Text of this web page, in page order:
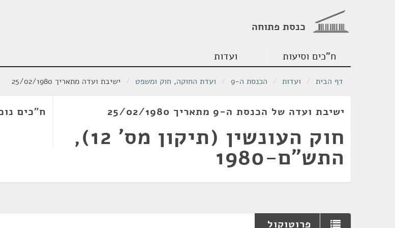
כנסת פתוחה
ח"כים וסיעות ועדות
דף הבית / ועדות / הכנסת ה-9 / ועדת החוקה, חוק ומשפט / ישיבת ועדה מתאריך 25/02/1980
ישיבת ועדה של הכנסת ה-9 מתאריך 25/02/1980
חוק העונשין (תיקון מס' 12),
התש"ם-1980
ח"כים
פרוטוקול